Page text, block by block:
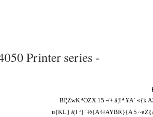
Printer series -
BI¦ZwK ªOZX 15 -/+ á¦I ª¦¥A`
u{KU} á¦I ª}` ½{A ©AYBR}{A 5